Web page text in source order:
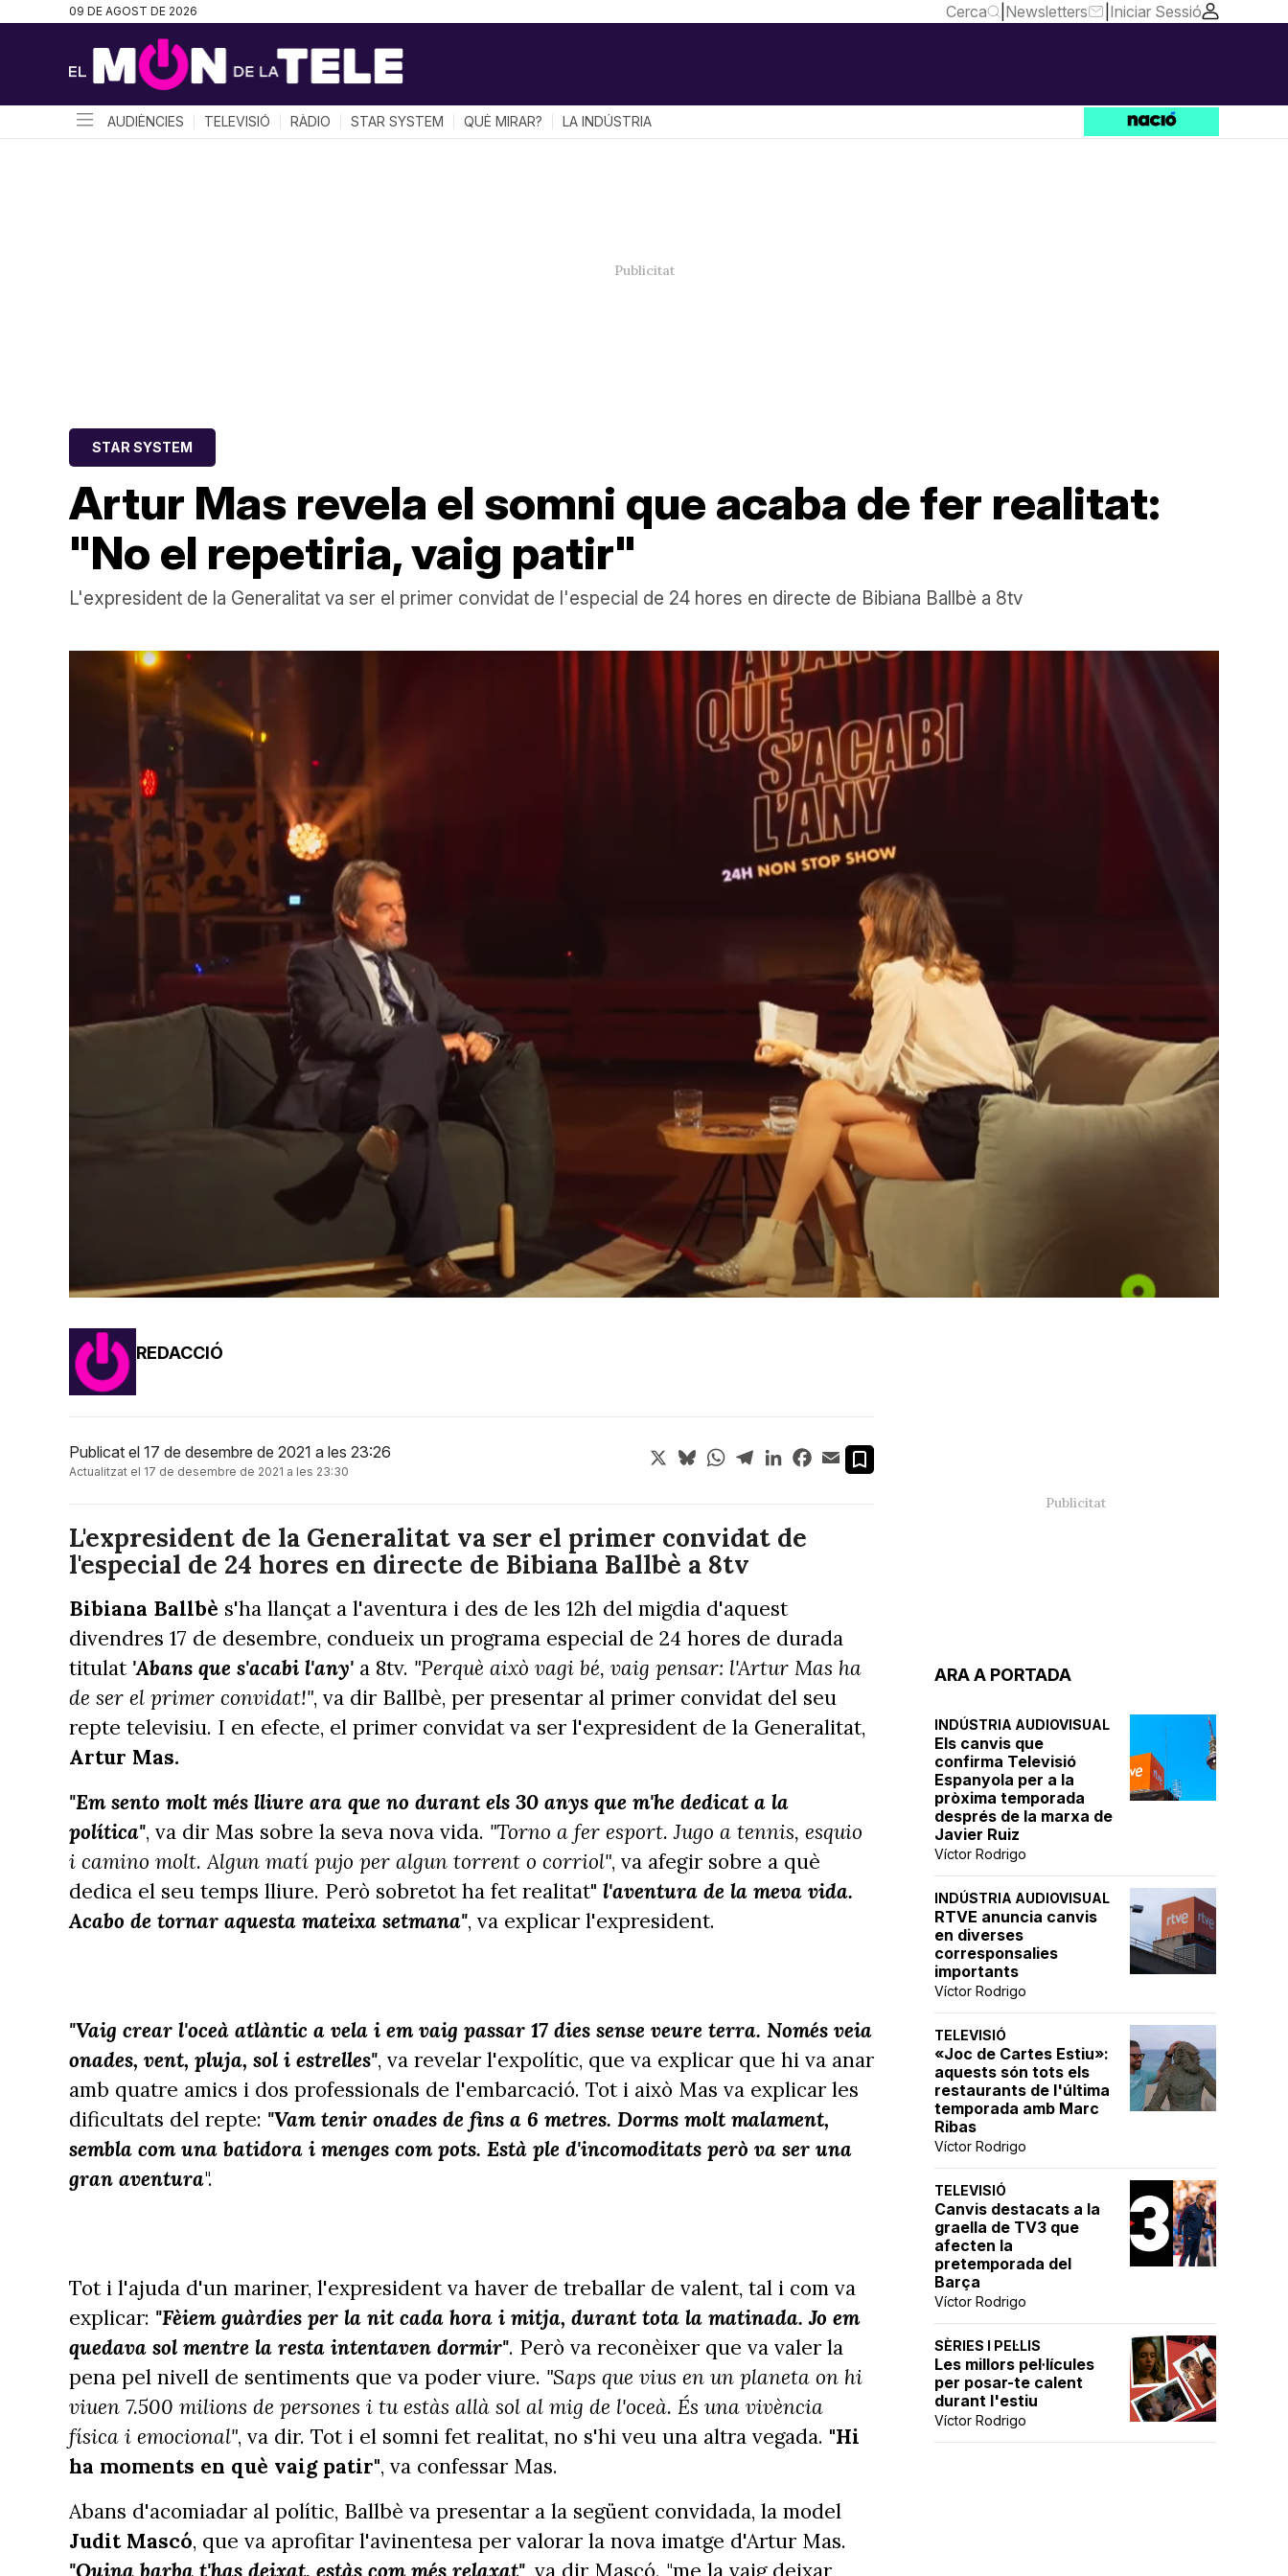
09 DE AGOST DE 2026 Cerca Newsletters Iniciar Sessió
AUDIÈNCIES TELEVISIÓ RÀDIO STAR SYSTEM QUÈ MIRAR? LA INDÚSTRIA
Artur Mas revela el somni que acaba de fer realitat:
"No el repetiria, vaig patir"
STAR SYSTEM
L'expresident de la Generalitat va ser el primer convidat de l'especial de 24 hores en directe de Bibiana Ballbè a 8tv
ARA A PORTADA
INDÚSTRIA AUDIOVISUAL
Els canvis que
confirma Televisió
Espanyola per a la
pròxima temporada
després de la marxa de
Javier Ruiz
Víctor Rodrigo
INDÚSTRIA AUDIOVISUAL
RTVE anuncia canvis
en diverses
corresponsalies
importants
Víctor Rodrigo
TELEVISIÓ
«Joc de Cartes Estiu»:
aquests són tots els
restaurants de l'última
temporada amb Marc
Ribas
Víctor Rodrigo
TELEVISIÓ
Canvis destacats a la
graella de TV3 que
afecten la
pretemporada del
Barça
Víctor Rodrigo
SÈRIES I PEL·LIS
Les millors pel·lícules
per posar-te calent
durant l'estiu
Víctor Rodrigo
REDACCIÓ
Publicat el 17 de desembre de 2021 a les 23:26
Actualitzat el 17 de desembre de 2021 a les 23:30
X BlueskyWhatsApp
TelegramLinkedInFacebook
Email
L'expresident de la Generalitat va ser el primer convidat de
l'especial de 24 hores en directe de Bibiana Ballbè a 8tv
Bibiana Ballbè s'ha llançat a l'aventura i des de les 12h del migdia d'aquest
divendres 17 de desembre, condueix un programa especial de 24 hores de durada
titulat 'Abans que s'acabi l'any' a 8tv. "Perquè això vagi bé, vaig pensar: l'Artur Mas ha
de ser el primer convidat!", va dir Ballbè, per presentar al primer convidat del seu
repte televisiu. I en efecte, el primer convidat va ser l'expresident de la Generalitat,
Artur Mas.
"Em sento molt més lliure ara que no durant els 30 anys que m'he dedicat a la
política", va dir Mas sobre la seva nova vida. "Torno a fer esport. Jugo a tennis, esquio
i camino molt. Algun matí pujo per algun torrent o corriol", va afegir sobre a què
dedica el seu temps lliure. Però sobretot ha fet realitat" l'aventura de la meva vida.
Acabo de tornar aquesta mateixa setmana", va explicar l'expresident.
"Vaig crear l'oceà atlàntic a vela i em vaig passar 17 dies sense veure terra. Només veia
onades, vent, pluja, sol i estrelles", va revelar l'expolític, que va explicar que hi va anar
amb quatre amics i dos professionals de l'embarcació. Tot i això Mas va explicar les
dificultats del repte: "Vam tenir onades de fins a 6 metres. Dorms molt malament,
sembla com una batidora i menges com pots. Està ple d'incomoditats però va ser una
gran aventura".
Tot i l'ajuda d'un mariner, l'expresident va haver de treballar de valent, tal i com va
explicar: "Fèiem guàrdies per la nit cada hora i mitja, durant tota la matinada. Jo em
quedava sol mentre la resta intentaven dormir". Però va reconèixer que va valer la
pena pel nivell de sentiments que va poder viure. "Saps que vius en un planeta on hi
viuen 7.500 milions de persones i tu estàs allà sol al mig de l'oceà. És una vivència
física i emocional", va dir. Tot i el somni fet realitat, no s'hi veu una altra vegada. "Hi
ha moments en què vaig patir", va confessar Mas.
Abans d'acomiadar al polític, Ballbè va presentar a la següent convidada, la model
Judit Mascó, que va aprofitar l'avinentesa per valorar la nova imatge d'Artur Mas.
"Quina barba t'has deixat, estàs com més relaxat" , va dir Mascó. "me la vaig deixar